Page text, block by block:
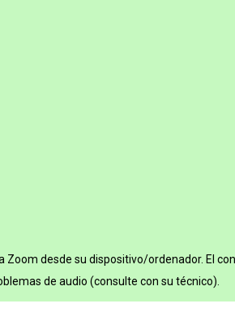
desde su dispositivo/ordenador. El
de audio (consulte con su técnico).